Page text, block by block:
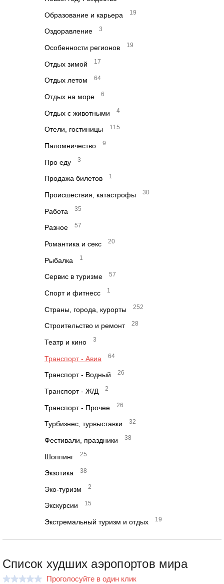
Образование и карьера 19
Оздоравление 3
Особенности регионов 19
Отдых зимой 17
Отдых летом 64
Отдых на море 6
Отдых с животными 4
Отели, гостиницы 115
Паломничество 9
Про еду 3
Продажа билетов 1
Происшествия, катастрофы 30
Работа 35
Разное 57
Романтика и секс 20
Рыбалка 1
Сервис в туризме 57
Спорт и фитнесс 1
Страны, города, курорты 252
Строительство и ремонт 28
Театр и кино 3
Транспорт - Авиа 64
Транспорт - Водный 26
Транспорт - Ж/Д 2
Транспорт - Прочее 26
Турбизнес, турвыставки 32
Фестивали, праздники 38
Шоппинг 25
Экзотика 38
Эко-туризм 2
Экскурсии 15
Экстремальный туризм и отдых 19
Список худших аэропортов мира
Проголосуйте в один клик